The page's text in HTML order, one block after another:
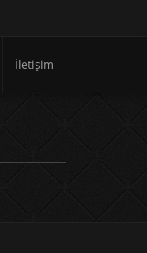
İletişim